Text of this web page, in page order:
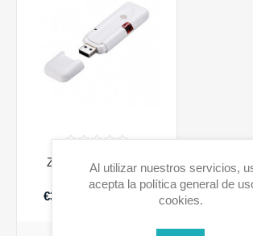
Z-Wave USB Stick
€36,99 IVA incluido
Al utilizar nuestros servicios,
acepta la política general de
cookies.